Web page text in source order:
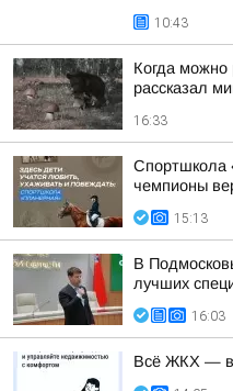
10:43
Когда можно
рассказал
16:33
Спортшкола
чемпионы
15:13
В
лучших
16:03
Всё ЖКХ — в